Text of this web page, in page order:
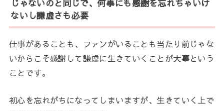
じゃないのと同じで、何事にも感謝を忘れちゃいけ
ないし謙虚さも必要
仕事があることも、ファンがいることも当たり前じゃな
いからこそ感謝して謙虚に生きていくことが大事という
ことです。
初心を忘れがちになってしまいますが、生きていく上で